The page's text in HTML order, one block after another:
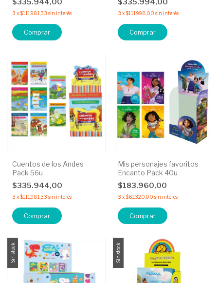
3 x$111.981,33 sin interés 3 x$111.998,00 sin interés
Cuentos de los Andes
Pack 56u
$335.944,00
3 x$111.981,33 sin interés
Mis personajes favoritos
Encanto Pack 40u
$183.960,00
3 x$61.320,00 sin interés
Sin stock Sin stock